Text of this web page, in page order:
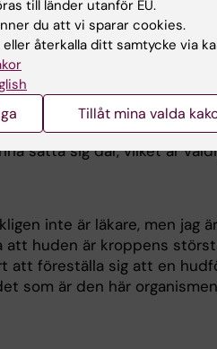
ovanligt att själva
blir så påverkad av den
typen av hur den här
sig, ja kanske först till de
sedan vidare till andra
en sjukdom som verkar ha
sätta sig där, vilket är
inte är läkare, men jag
att huden är kroppens
att föreställa sig att en
som är den här
till länder utanför EU.
du att vi sparar cookies.
återkalla ditt samtycke via
Tillåt mina valda